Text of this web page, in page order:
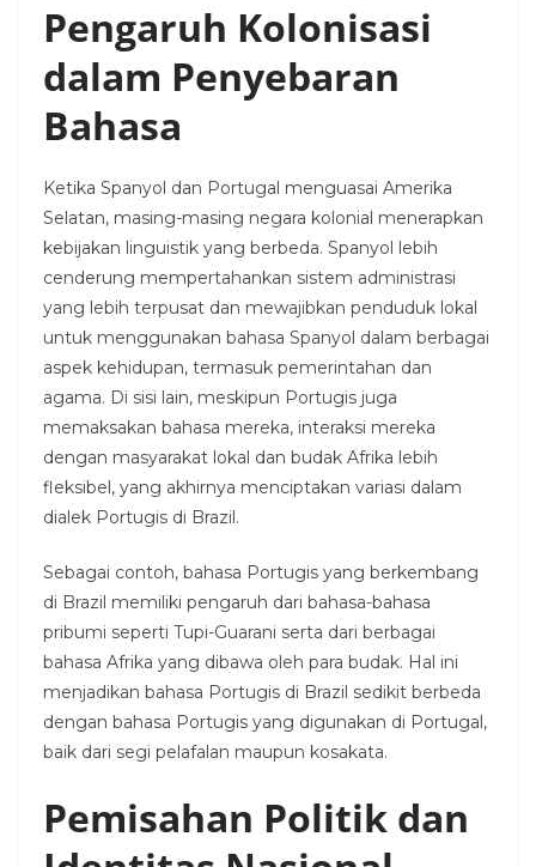
Pengaruh Kolonisasi
dalam Penyebaran
Bahasa
Ketika Spanyol dan Portugal menguasai Amerika
Selatan, masing-masing negara kolonial menerapkan
kebijakan linguistik yang berbeda. Spanyol lebih
cenderung mempertahankan sistem administrasi
yang lebih terpusat dan mewajibkan penduduk lokal
untuk menggunakan bahasa Spanyol dalam berbagai
aspek kehidupan, termasuk pemerintahan dan
agama. Di sisi lain, meskipun Portugis juga
memaksakan bahasa mereka, interaksi mereka
dengan masyarakat lokal dan budak Afrika lebih
fleksibel, yang akhirnya menciptakan variasi dalam
dialek Portugis di Brazil.
Sebagai contoh, bahasa Portugis yang berkembang
di Brazil memiliki pengaruh dari bahasa-bahasa
pribumi seperti Tupi-Guarani serta dari berbagai
bahasa Afrika yang dibawa oleh para budak. Hal ini
menjadikan bahasa Portugis di Brazil sedikit berbeda
dengan bahasa Portugis yang digunakan di Portugal,
baik dari segi pelafalan maupun kosakata.
Pemisahan Politik dan